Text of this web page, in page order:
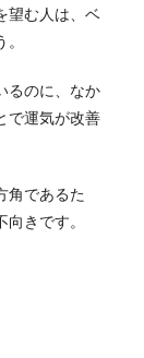
望む人は、ベ
るのに、なか
で運気が改善
角であるた
きです。